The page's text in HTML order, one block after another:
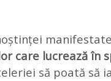
care lucrează în
să poată să